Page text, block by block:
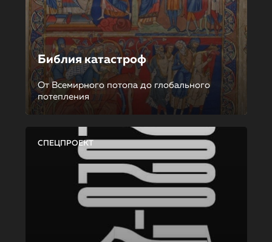
Библия катастроф
От Всемирного потопа до глобального
потепления
СПЕЦПРОЕКТ